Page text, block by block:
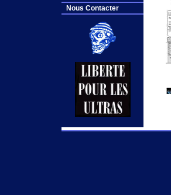
Nous Contacter